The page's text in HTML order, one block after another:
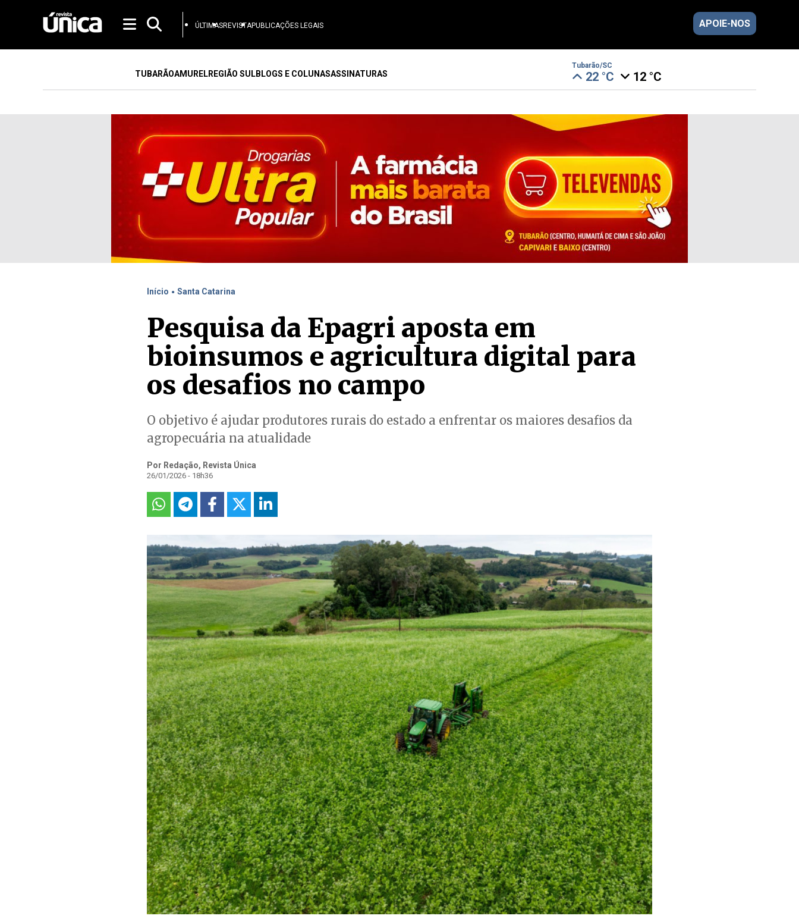
ÚLTIMASREVISTAPUBLICAÇÕES LEGAIS APOIE-NOS
TUBARÃOAMURELREGIÃO SULBLOGS E COLUNASASSINATURAS
Tubarão/SC
22 °C 12 °C
Início . Santa Catarina
Pesquisa da Epagri aposta em
bioinsumos e agricultura digital para
os desafios no campo
O objetivo é ajudar produtores rurais do estado a enfrentar os maiores desafios da
agropecuária na atualidade
Por Redação, Revista Única
26/01/2026 - 18h36